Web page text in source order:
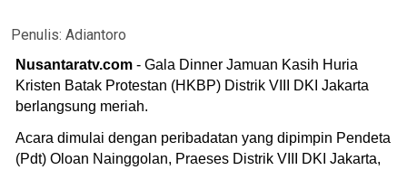
Penulis: Adiantoro
Nusantaratv.com - Gala Dinner Jamuan Kasih Huria
Kristen Batak Protestan (HKBP) Distrik VIII DKI Jakarta
berlangsung meriah.
Acara dimulai dengan peribadatan yang dipimpin Pendeta
(Pdt) Oloan Nainggolan, Praeses Distrik VIII DKI Jakarta,